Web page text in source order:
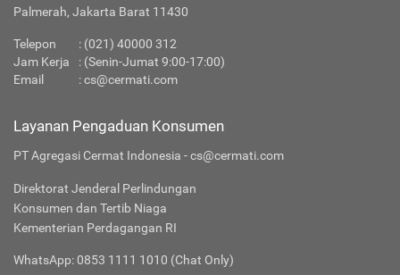
Palmerah, Jakarta Barat 11430
Telepon : (021) 40000 312
Jam Kerja
: (Senin-Jumat 9:00-17:00)
Email
:cs@cermati.com
Layanan Pengaduan Konsumen
PT Agregasi Cermat Indonesia - cs@cermati.com
Direktorat Jenderal Perlindungan
Konsumen dan Tertib Niaga
Kementerian Perdagangan RI
WhatsApp: 0853 1111 1010 (Chat Only)